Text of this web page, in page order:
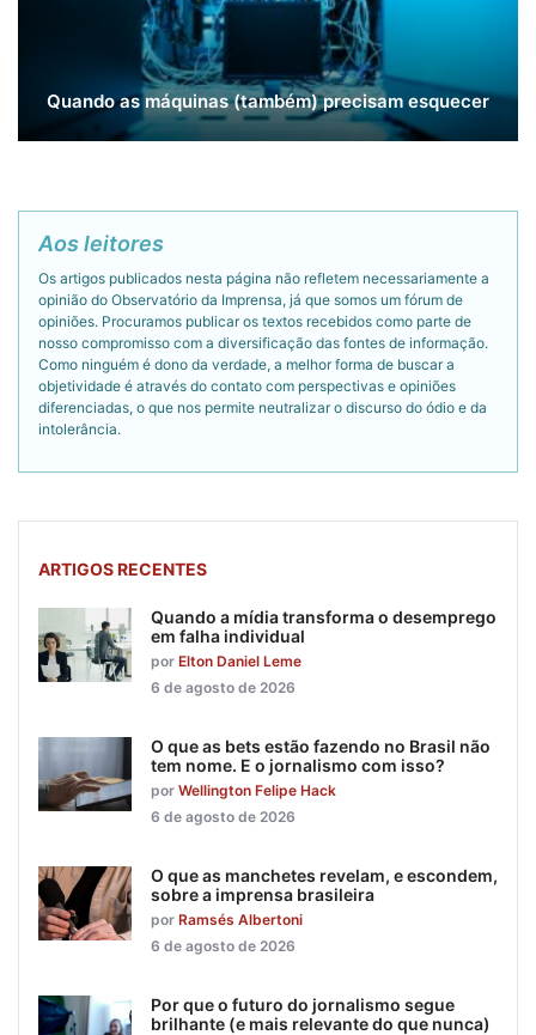
Quando as máquinas (também) precisam esquecer
Aos leitores
Os artigos publicados nesta página não refletem necessariamente a
opinião do Observatório da Imprensa, já que somos um fórum de
opiniões. Procuramos publicar os textos recebidos como parte de
nosso compromisso com a diversificação das fontes de informação.
Como ninguém é dono da verdade, a melhor forma de buscar a
objetividade é através do contato com perspectivas e opiniões
diferenciadas, o que nos permite neutralizar o discurso do ódio e da
intolerância.
ARTIGOS RECENTES
Quando a mídia transforma o desemprego
em falha individual
por Elton Daniel Leme
6 de agosto de 2026
O que as bets estão fazendo no Brasil não
tem nome. E o jornalismo com isso?
por Wellington Felipe Hack
6 de agosto de 2026
O que as manchetes revelam, e escondem,
sobre a imprensa brasileira
por Ramsés Albertoni
6 de agosto de 2026
Por que o futuro do jornalismo segue
brilhante (e mais relevante do que nunca)